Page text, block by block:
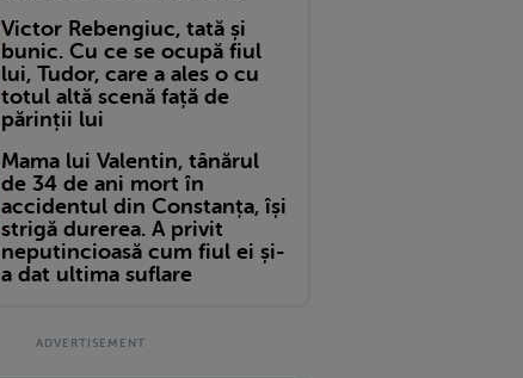
Victor Rebengiuc, tată și
bunic. Cu ce se ocupă fiul
lui, Tudor, care a ales o cu
totul altă scenă față de
părinții lui
Mama lui Valentin, tânărul
de 34 de ani mort în
accidentul din Constanța, își
strigă durerea. A privit
neputincioasă cum fiul ei și-
a dat ultima suflare